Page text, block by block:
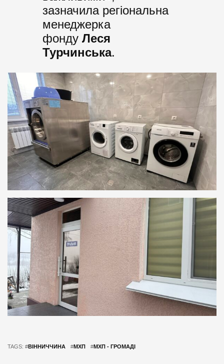
зазначила регіональна
менеджерка
фонду Леся
Турчинська.
TAGS: #ВІННИЧЧИНА #МХП #МХП - ГРОМАДІ